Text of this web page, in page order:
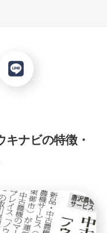
キナビの特徴・